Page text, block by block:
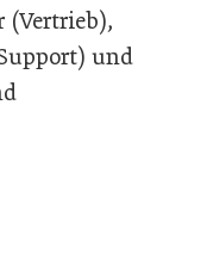
(Vertrieb),
und